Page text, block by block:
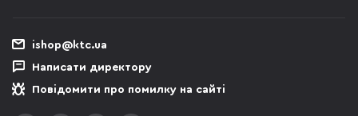
ishop@ktc.ua
Написати директору
Повідомити про помилку на сайті